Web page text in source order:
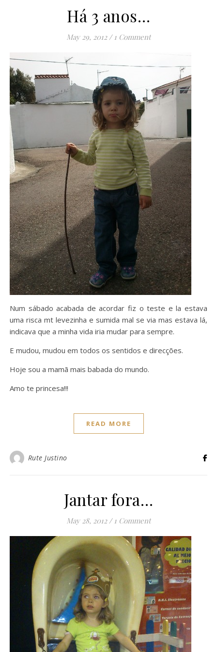
Há 3 anos…
May 29, 2012 / 1 Comment
Num sábado acabada de acordar fiz o teste e la estava
uma risca mt levezinha e sumida mal se via mas estava lá,
indicava que a minha vida iria mudar para sempre.
E mudou, mudou em todos os sentidos e direcções.
Hoje sou a mamã mais babada do mundo.
Amo te princesa!!!
READ MORE
Rute Justino
Jantar fora…
May 28, 2012 / 1 Comment